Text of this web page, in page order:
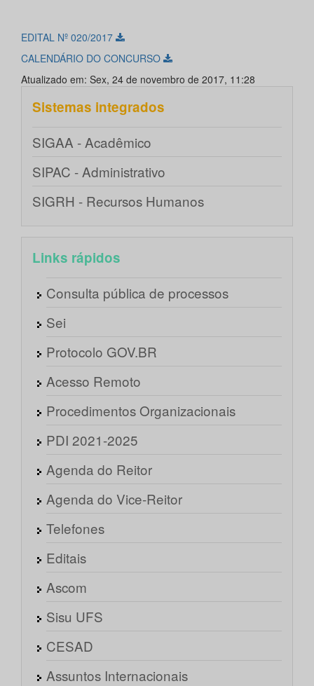
EDITAL Nº 020/2017
CALENDÁRIO DO CONCURSO
Atualizado em: Sex, 24 de novembro de 2017, 11:28
Sistemas integrados
SIGAA - Acadêmico
SIPAC - Administrativo
SIGRH - Recursos Humanos
Links rápidos
Consulta pública de processos
Sei
Protocolo GOV.BR
Acesso Remoto
Procedimentos Organizacionais
PDI 2021-2025
Agenda do Reitor
Agenda do Vice-Reitor
Telefones
Editais
Ascom
Sisu UFS
CESAD
Assuntos Internacionais